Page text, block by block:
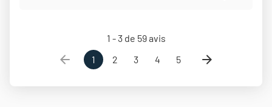
1 - 3 de 59 avis
1
2 3 4 5